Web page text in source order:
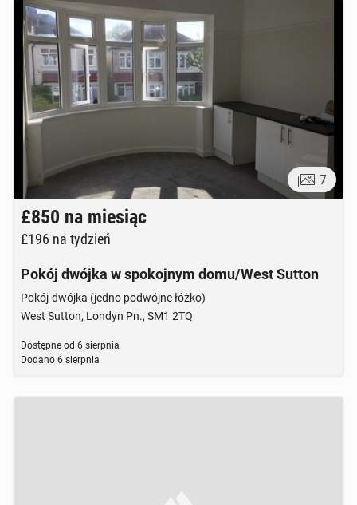
7
£850 na miesiąc
£196 na tydzień
Pokój dwójka w spokojnym domu/West Sutton
Pokój-dwójka (jedno podwójne łóżko)
West Sutton, Londyn Pn., SM1 2TQ
Dostępne od 6 sierpnia
Dodano 6 sierpnia